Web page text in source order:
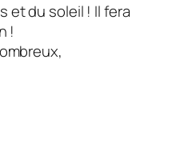
et du soleil ! Il fera
!